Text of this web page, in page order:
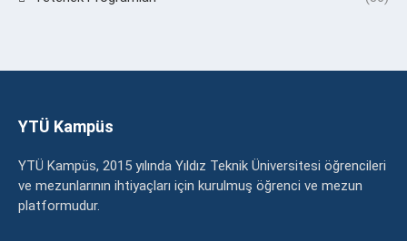
YTÜ Kampüs
YTÜ Kampüs, 2015 yılında Yıldız Teknik Üniversitesi öğrencileri
ve mezunlarının ihtiyaçları için kurulmuş öğrenci ve mezun
platformudur.